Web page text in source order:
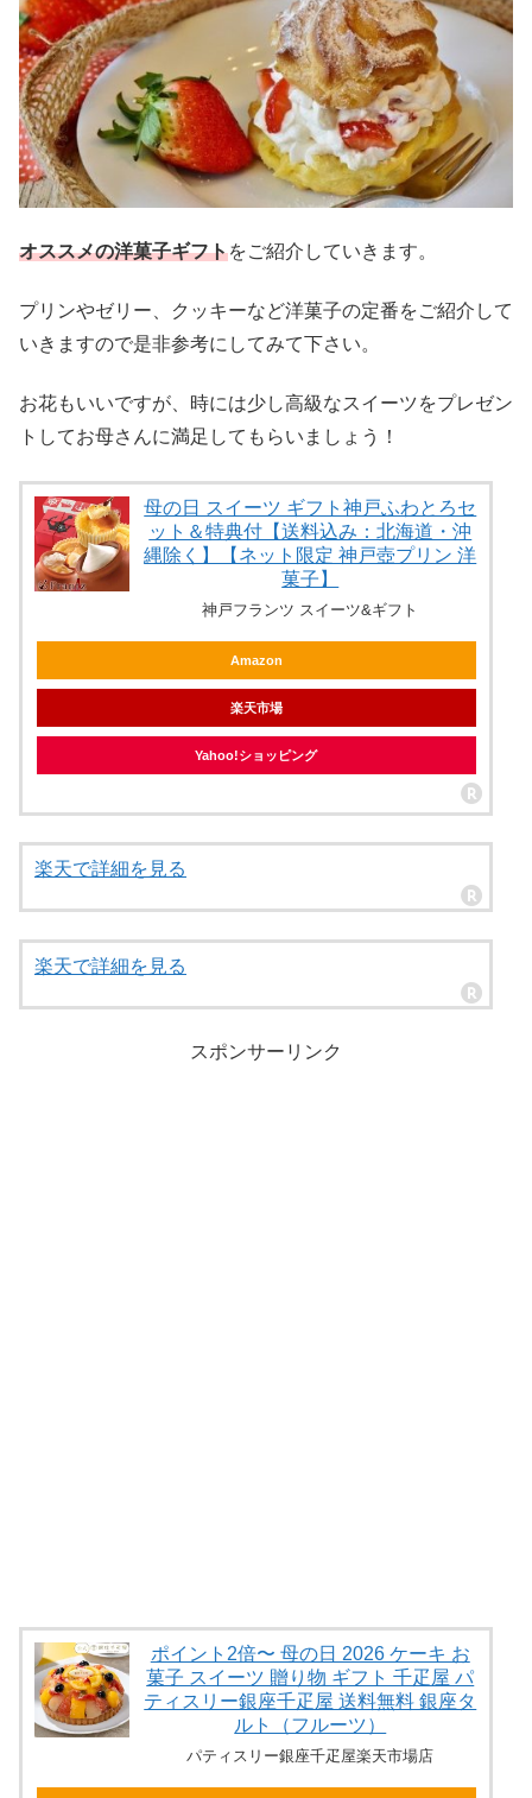
オススメの洋菓子ギフトをご紹介していきます。
プリンやゼリー、クッキーなど洋菓子の定番をご紹介して
いきますので是非参考にしてみて下さい。
お花もいいですが、時には少し高級なスイーツをプレゼン
トしてお母さんに満足してもらいましょう！
母の日 スイーツ ギフト神戸ふわとろセ
ット＆特典付【送料込み：北海道・沖
縄除く】【ネット限定 神戸壺プリン 洋
菓子】
神戸フランツ スイーツ&ギフト
Amazon
楽天市場
Yahoo!ショッピング
楽天で詳細を見る
楽天で詳細を見る
スポンサーリンク
ポイント2倍〜 母の日 2026 ケーキ お
菓子 スイーツ 贈り物 ギフト 千疋屋 パ
ティスリー銀座千疋屋 送料無料 銀座タ
ルト（フルーツ）
パティスリー銀座千疋屋楽天市場店